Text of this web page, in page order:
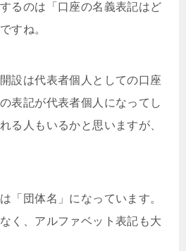
るのは「口座の名義表記はど
すね。
設は代表者個人としての口座
表記が代表者個人になってし
る人もいるかと思いますが、
「団体名」になっています。
く、アルファベット表記も大